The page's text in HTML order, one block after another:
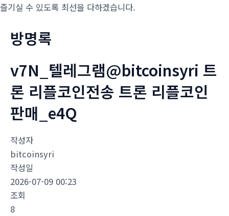
즐기실 수 있도록 최선을 다하겠습니다.
방명록
v7N_텔레그램@bitcoinsyri 트
론 리플코인전송 트론 리플코인
판매_e4Q
작성자
bitcoinsyri
작성일
2026-07-09 00:23
조회
8